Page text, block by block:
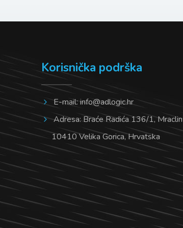
Korisnička podrška
E-mail:info@adlogic.hr
Adresa: Braće Radića 136/1, Mraclin
10410 Velika Gorica, Hrvatska